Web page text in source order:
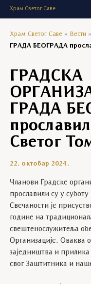
Храм Светог Саве
Храм Светог Саве » Вести »
ГРАДА БЕОГРАДА
ГРАДСКА
ГРАДА
Светог
22. октобар 2024.
Чланови Градске
прославили су у
Свечаности је
године на
свештенослужитеља
Организације. Оваква
заједништва и прилика
свог Заштитника и